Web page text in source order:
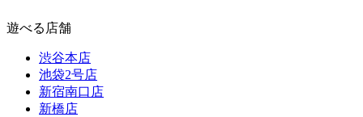
遊べる店舗
渋谷本店
池袋2号店
新宿南口店
新橋店